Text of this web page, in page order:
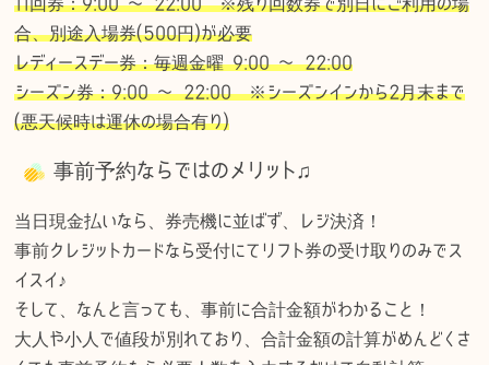
合、別途入場券(500円)が必要
レディースデー券：毎週金曜 9:00 〜 22:00
シーズン券：9:00 〜 22:00 ※シーズンインから2月末まで
(悪天候時は運休の場合有り)
事前予約ならではのメリット♫
当日現金払いなら、券売機に並ばず、レジ決済！
事前クレジットカードなら受付にてリフト券の受け取りのみでス
イスイ♪
そして、なんと言っても、事前に合計金額がわかること！
大人や小人で値段が別れており、合計金額の計算がめんどくさ